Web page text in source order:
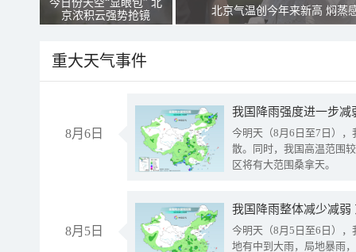
今日份天空“显眼包” 北
京浓积云强势抢镜
北京气温创今年来新高 焖蒸
重大天气事件
8月6日
今明天（8月6日至7日）
散。同时，我国高温范围
区将有大范围桑拿天。
8月5日
我国降雨整体减少减弱
今明天（8月5日至6日）
地有中到大雨，局地暴雨